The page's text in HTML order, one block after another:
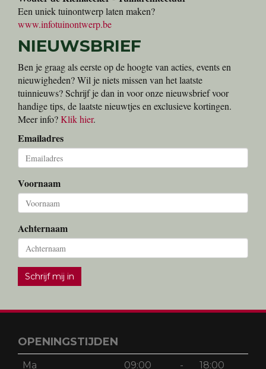
Bucomat/Vilmorin
Onze partner voor kwaliteitszaden
Edialux
Onze partner voor home-garden-pet bescherming
www.edialux.be
Wouter de Riemaecker - Tuinarchitectuur
Een uniek tuinontwerp laten maken?
www.infotuinontwerp.be
NIEUWSBRIEF
Ben je graag als eerste op de hoogte van acties, events en
nieuwigheden? Wil je niets missen van het laatste
tuinnieuws? Schrijf je dan in voor onze nieuwsbrief voor
handige tips, de laatste nieuwtjes en exclusieve kortingen.
Emailadres
Voornaam